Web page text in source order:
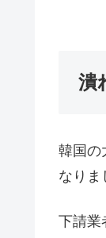
潰
韓国の
なりま
下請業